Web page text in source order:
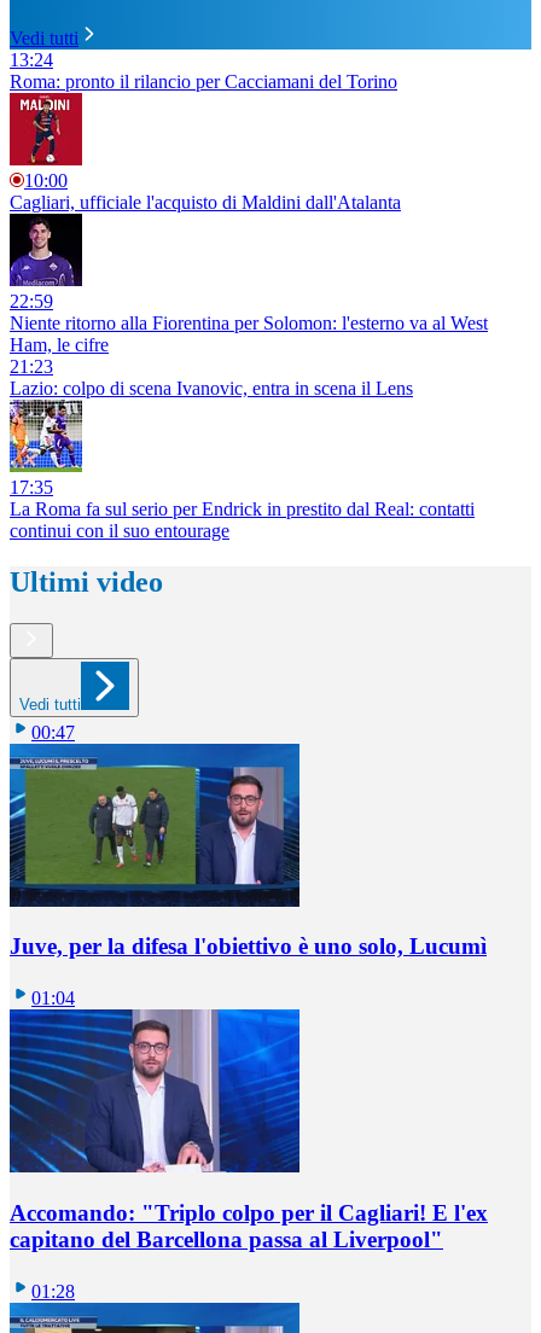
Vedi tutti
13:24
Roma: pronto il rilancio per Cacciamani del Torino
10:00
Cagliari, ufficiale l'acquisto di Maldini dall'Atalanta
22:59
Niente ritorno alla Fiorentina per Solomon: l'esterno va al West
Ham, le cifre
21:23
Lazio: colpo di scena Ivanovic, entra in scena il Lens
17:35
La Roma fa sul serio per Endrick in prestito dal Real: contatti
continui con il suo entourage
Ultimi video
Vedi tutti
00:47
Juve, per la difesa l'obiettivo è uno solo, Lucumì
01:04
Accomando: "Triplo colpo per il Cagliari! E l'ex
capitano del Barcellona passa al Liverpool"
01:28